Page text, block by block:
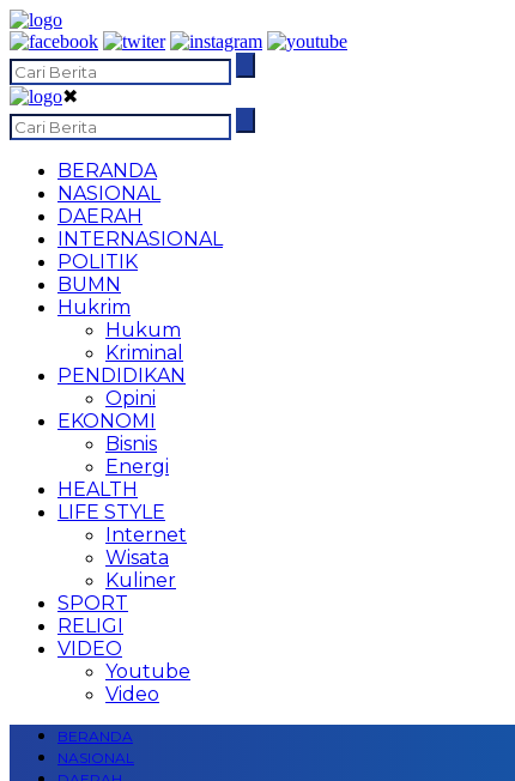
✖
BERANDA
NASIONAL
DAERAH
INTERNASIONAL
POLITIK
BUMN
Hukrim
Hukum
Kriminal
PENDIDIKAN
Opini
EKONOMI
Bisnis
Energi
HEALTH
LIFE STYLE
Internet
Wisata
Kuliner
SPORT
RELIGI
VIDEO
Youtube
Video
BERANDA
NASIONAL